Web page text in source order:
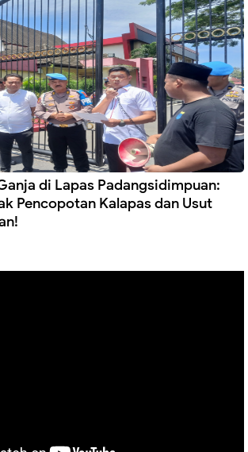
di Lapas Padangsidimpuan:
Pencopotan Kalapas dan Usut